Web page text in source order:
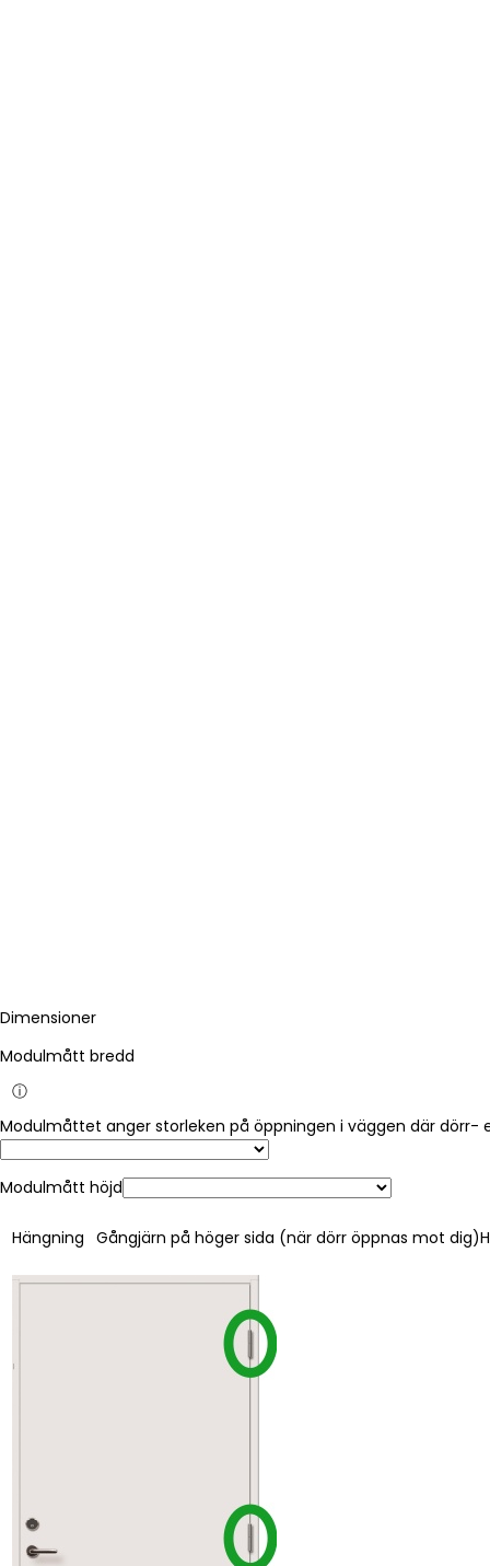
Dimensioner
Modulmått bredd
ⓘ
Modulmått höjd
Hängning Gångjärn på höger sida (när dörr öppnas mot dig)